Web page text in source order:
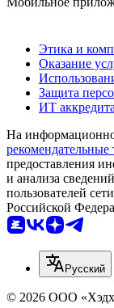
Этика и
Оказание
Защита
ИТ
На
рекомендательные
предоставления
и анализа
пользователей
Российской
Русский
© 2026 ООО